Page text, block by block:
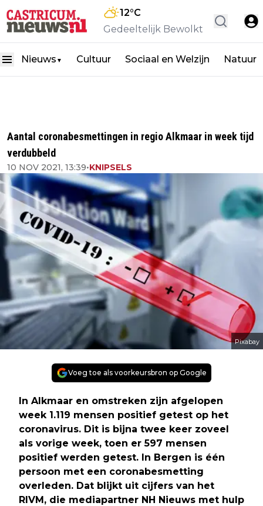
12°C
Gedeeltelijk Bewolkt
Nieuws ▼ Cultuur Sociaal en Welzijn Natuur
Aantal coronabesmettingen in regio Alkmaar in week tijd
verdubbeld
10 NOV 2021, 13:39•KNIPSELS
Pixabay
Voeg toe als voorkeursbron op Google
In Alkmaar en omstreken zijn afgelopen
week 1.119 mensen positief getest op het
coronavirus. Dit is bijna twee keer zoveel
als vorige week, toen er 597 mensen
positief werden getest. In Bergen is één
persoon met een coronabesmetting
overleden. Dat blijkt uit cijfers van het
RIVM, die mediapartner NH Nieuws met hulp